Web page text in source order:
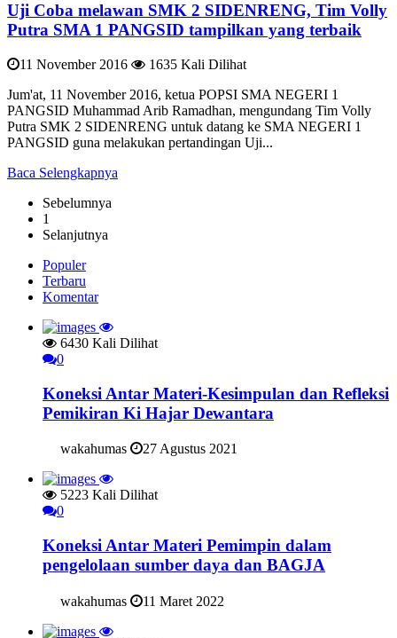
Uji Coba melawan SMK 2 SIDENRENG, Tim Volly
Putra SMA 1 PANGSID tampilkan yang terbaik
11 November 2016
1635 Kali Dilihat
Jum'at, 11 November 2016, ketua POPSI SMA NEGERI 1
PANGSID Muhammad Arib Ramadhan, mengundang Tim Volly
Putra SMK 2 SIDENRENG untuk datang ke SMA NEGERI 1
PANGSID guna melakukan pertandingan Uji...
Baca Selengkapnya
Sebelumnya
1
Selanjutnya
Populer
Terbaru
Komentar
6430 Kali Dilihat
0
Koneksi Antar Materi-Kesimpulan dan Refleksi
Pemikiran Ki Hajar Dewantara
wakahumas 27 Agustus 2021
5223 Kali Dilihat
0
Koneksi Antar Materi Pemimpin dalam
pengelolaan sumber daya dan BAGJA
wakahumas 11 Maret 2022